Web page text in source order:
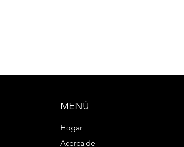
MENÚ
Hogar
Acerca de